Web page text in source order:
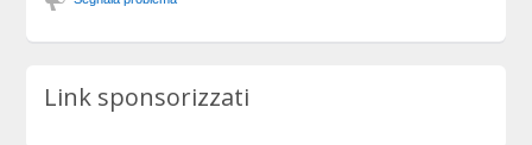
Link sponsorizzati